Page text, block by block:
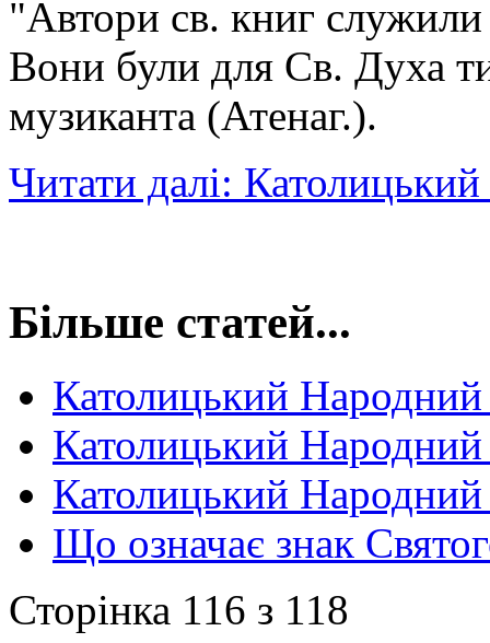
"Автори св. книг
Вони були для Св. Духа
музиканта (Атенаг.).
Читати далі:
Більше статей...
Католицький
Католицький
Католицький
Що означає знак
Сторінка 116 з 118